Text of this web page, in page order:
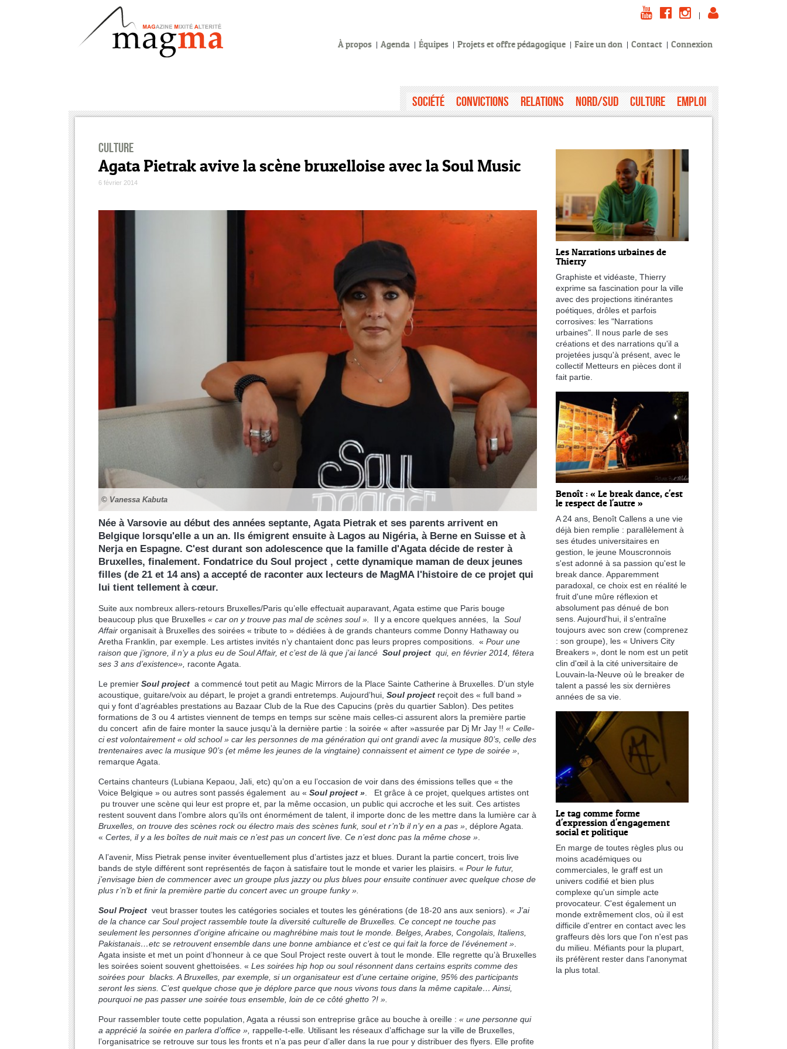
Société Convictions Relations Nord/Sud Culture Emploi
À propos Agenda Équipes Projets et offre pédagogique Faire un don Contact Connexion
Culture
Agata Pietrak avive la scène bruxelloise avec la Soul Music
6 février 2014
© Vanessa Kabuta
Née à Varsovie au début des années septante, Agata Pietrak et ses parents arrivent en
Belgique lorsqu'elle a un an. Ils émigrent ensuite à Lagos au Nigéria, à Berne en Suisse et à
Nerja en Espagne. C'est durant son adolescence que la famille d'Agata décide de rester à
Bruxelles, finalement. Fondatrice du Soul project , cette dynamique maman de deux jeunes
filles (de 21 et 14 ans) a accepté de raconter aux lecteurs de MagMA l'histoire de ce projet qui
lui tient tellement à cœur.
Suite aux nombreux allers-retours Bruxelles/Paris qu’elle effectuait auparavant, Agata estime que Paris bouge
beaucoup plus que Bruxelles « car on y trouve pas mal de scènes soul ». Il y a encore quelques années, la Soul
Affair organisait à Bruxelles des soirées « tribute to » dédiées à de grands chanteurs comme Donny Hathaway ou
Aretha Franklin, par exemple. Les artistes invités n’y chantaient donc pas leurs propres compositions. « Pour une
raison que j’ignore, il n’y a plus eu de Soul Affair, et c’est de là que j’ai lancé Soul project qui, en février 2014, fêtera
ses 3 ans d’existence», raconte Agata.
Le premier Soul project a commencé tout petit au Magic Mirrors de la Place Sainte Catherine à Bruxelles. D’un style
acoustique, guitare/voix au départ, le projet a grandi entretemps. Aujourd’hui, Soul project reçoit des « full band »
qui y font d’agréables prestations au Bazaar Club de la Rue des Capucins (près du quartier Sablon). Des petites
formations de 3 ou 4 artistes viennent de temps en temps sur scène mais celles-ci assurent alors la première partie
du concert afin de faire monter la sauce jusqu’à la dernière partie : la soirée « after »assurée par Dj Mr Jay !! « Celle-
ci est volontairement « old school » car les personnes de ma génération qui ont grandi avec la musique 80’s, celle des
trentenaires avec la musique 90’s (et même les jeunes de la vingtaine) connaissent et aiment ce type de soirée »
remarque Agata.
Certains chanteurs (Lubiana Kepaou, Jali, etc) qu’on a eu l’occasion de voir dans des émissions telles que « the
Voice Belgique » ou autres sont passés également au « Soul project » . Et grâce à ce projet, quelques artistes ont
pu trouver une scène qui leur est propre et, par la même occasion, un public qui accroche et les suit. Ces artistes
restent souvent dans l’ombre alors qu’ils ont énormément de talent, il importe donc de les mettre dans la lumière car à
Bruxelles, on trouve des scènes rock ou électro mais des scènes funk, soul et r’n’b il n’y en a pas » , déplore Agata.
« Certes, il y a les boîtes de nuit mais ce n’est pas un concert live. Ce n’est donc pas la même chose »
A l’avenir, Miss Pietrak pense inviter éventuellement plus d’artistes jazz et blues. Durant la partie concert, trois live
bands de style différent sont représentés de façon à satisfaire tout le monde et varier les plaisirs. « Pour le futur,
j’envisage bien de commencer avec un groupe plus jazzy ou plus blues pour ensuite continuer avec quelque chose de
plus r’n’b et finir la première partie du concert avec un groupe funky ».
Soul Project veut brasser toutes les catégories sociales et toutes les générations (de 18-20 ans aux seniors). « J’ai
de la chance car Soul project rassemble toute la diversité culturelle de Bruxelles. Ce concept ne touche pas
seulement les personnes d’origine africaine ou maghrébine mais tout le monde. Belges, Arabes, Congolais, Italiens,
Pakistanais…etc se retrouvent ensemble dans une bonne ambiance et c’est ce qui fait la force de l’événement »
Agata insiste et met un point d’honneur à ce que Soul Project reste ouvert à tout le monde. Elle regrette qu’à Bruxelles
les soirées soient souvent ghettoisées. « Les soirées hip hop ou soul résonnent dans certains esprits comme des
soirées pour blacks. A Bruxelles, par exemple, si un organisateur est d’une certaine origine, 95% des participants
seront les siens. C’est quelque chose que je déplore parce que nous vivons tous dans la même capitale… Ainsi,
pourquoi ne pas passer une soirée tous ensemble, loin de ce côté ghetto ?! ».
Pour rassembler toute cette population, Agata a réussi son entreprise grâce au bouche à oreille : « une personne qui
a apprécié la soirée en parlera d’office », rappelle-t-elle Utilisant les réseaux d’affichage sur la ville de Bruxelles,
l’organisatrice se retrouve sur tous les fronts et n’a pas peur d’aller dans la rue pour y distribuer des flyers. Elle profite
Les Narrations urbaines de
Thierry
Graphiste et vidéaste, Thierry
exprime sa fascination pour la ville
avec des projections itinérantes
poétiques, drôles et parfois
corrosives: les "Narrations
urbaines". Il nous parle de ses
créations et des narrations qu'il a
projetées jusqu'à présent, avec le
collectif Metteurs en pièces dont il
fait partie.
Benoît : « Le break dance, c'est
le respect de l'autre »
A 24 ans, Benoît Callens a une vie
déjà bien remplie : parallèlement à
ses études universitaires en
gestion, le jeune Mouscronnois
s'est adonné à sa passion qu'est le
break dance. Apparemment
paradoxal, ce choix est en réalité le
fruit d'une mûre réflexion et
absolument pas dénué de bon
sens. Aujourd'hui, il s'entraîne
toujours avec son crew (comprenez
: son groupe), les « Univers City
Breakers », dont le nom est un petit
clin d'œil à la cité universitaire de
Louvain-la-Neuve où le breaker de
talent a passé les six dernières
années de sa vie.
Le tag comme forme
d'expression d'engagement
social et politique
En marge de toutes règles plus ou
moins académiques ou
commerciales, le graff est un
univers codifié et bien plus
complexe qu'un simple acte
provocateur. C'est également un
monde extrêmement clos, où il est
difficile d'entrer en contact avec les
graffeurs dès lors que l'on n'est pas
du milieu. Méfiants pour la plupart,
ils préfèrent rester dans l'anonymat
la plus total.